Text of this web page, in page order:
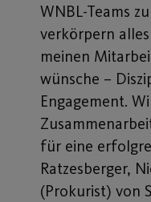
WNBL-Teams
verkörpern
meinen
wünsche –
Engagement.
für eine
Ratzesberger,
(Prokurist) von